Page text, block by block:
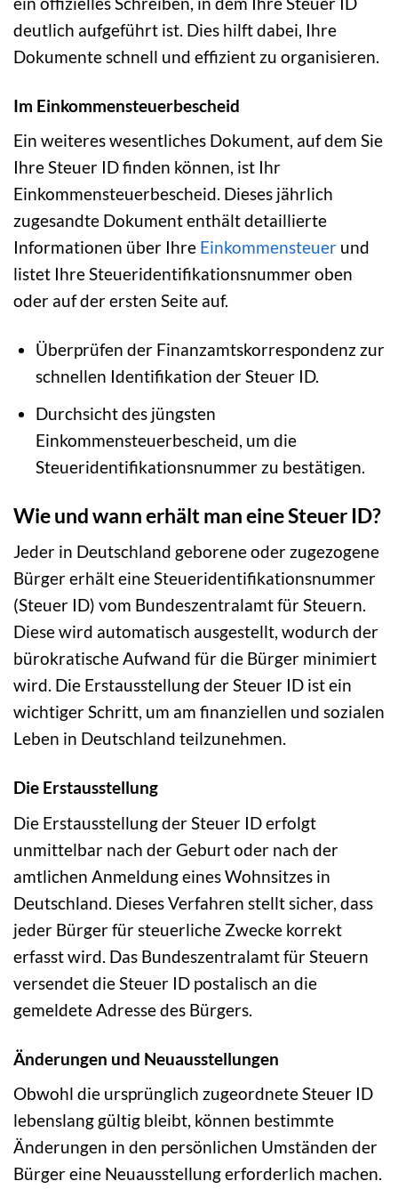
deutlich aufgeführt ist. Dies hilft dabei, Ihre
Dokumente schnell und effizient zu organisieren.
Im Einkommensteuerbescheid
Ein weiteres wesentliches Dokument, auf dem Sie
Ihre Steuer ID finden können, ist Ihr
Einkommensteuerbescheid. Dieses jährlich
zugesandte Dokument enthält detaillierte
Informationen über Ihre Einkommensteuer und
listet Ihre Steueridentifikationsnummer oben
oder auf der ersten Seite auf.
Überprüfen der Finanzamtskorrespondenz zur
schnellen Identifikation der Steuer ID.
Durchsicht des jüngsten
Einkommensteuerbescheid, um die
Steueridentifikationsnummer zu bestätigen.
Wie und wann erhält man eine Steuer ID?
Jeder in Deutschland geborene oder zugezogene
Bürger erhält eine Steueridentifikationsnummer
(Steuer ID) vom Bundeszentralamt für Steuern.
Diese wird automatisch ausgestellt, wodurch der
bürokratische Aufwand für die Bürger minimiert
wird. Die Erstausstellung der Steuer ID ist ein
wichtiger Schritt, um am finanziellen und sozialen
Leben in Deutschland teilzunehmen.
Die Erstausstellung
Die Erstausstellung der Steuer ID erfolgt
unmittelbar nach der Geburt oder nach der
amtlichen Anmeldung eines Wohnsitzes in
Deutschland. Dieses Verfahren stellt sicher, dass
jeder Bürger für steuerliche Zwecke korrekt
erfasst wird. Das Bundeszentralamt für Steuern
versendet die Steuer ID postalisch an die
gemeldete Adresse des Bürgers.
Änderungen und Neuausstellungen
Obwohl die ursprünglich zugeordnete Steuer ID
lebenslang gültig bleibt, können bestimmte
Änderungen in den persönlichen Umständen der
Bürger eine Neuausstellung erforderlich machen.